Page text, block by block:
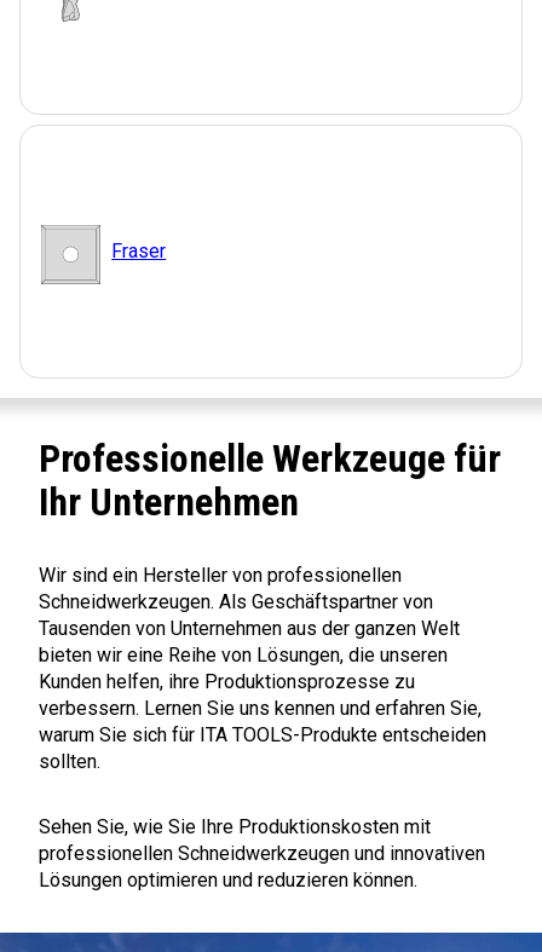
Fraser
Professionelle Werkzeuge für
Ihr Unternehmen
Wir sind ein Hersteller von professionellen
Schneidwerkzeugen. Als Geschäftspartner von
Tausenden von Unternehmen aus der ganzen Welt
bieten wir eine Reihe von Lösungen, die unseren
Kunden helfen, ihre Produktionsprozesse zu
verbessern. Lernen Sie uns kennen und erfahren Sie,
warum Sie sich für ITA TOOLS-Produkte entscheiden
sollten.
Sehen Sie, wie Sie Ihre Produktionskosten mit
professionellen Schneidwerkzeugen und innovativen
Lösungen optimieren und reduzieren können.